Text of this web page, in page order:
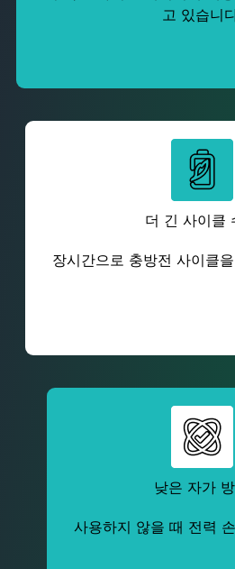
고 있습니
더 긴 사이클
장시간으로 충방전 사이클
낮은 자가
사용하지 않을 때 전력